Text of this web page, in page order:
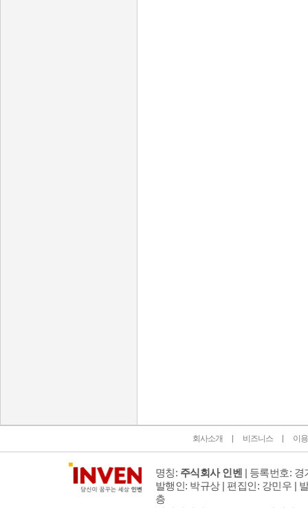
회사소개 비즈니스 이
명칭: 주식회사 인벤 | 등록번호: 경
발행인: 박규상 | 편집인: 강민우 |
층